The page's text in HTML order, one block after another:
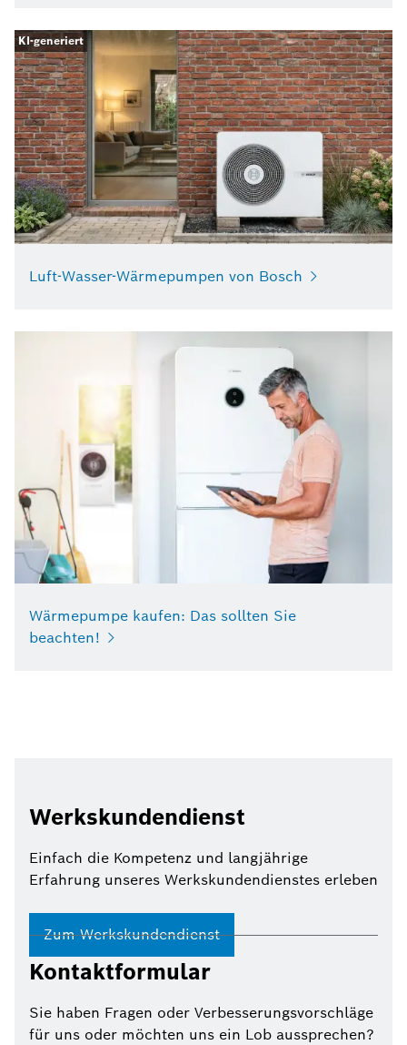
KI-generiert
Luft-Wasser-Wärmepumpen von Bosch
Wärmepumpe kaufen: Das sollten Sie
beachten!
Werkskundendienst
Einfach die Kompetenz und langjährige
Erfahrung unseres Werkskundendienstes erleben
Zum Werkskundendienst
Kontaktformular
Sie haben Fragen oder Verbesserungsvorschläge
für uns oder möchten uns ein Lob aussprechen?